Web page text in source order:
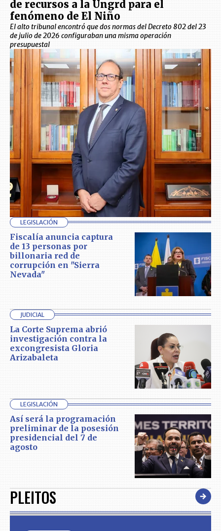
de recursos a la Ungrd para el
fenómeno de El Niño
El alto tribunal encontró que dos normas del Decreto 802 del 23
de julio de 2026 configuraban una misma operación
presupuestal
LEGISLACIÓN
Fiscalía anuncia captura
de 13 personas por
billonaria red de
corrupción en "Sierra
Nevada"
JUDICIAL
La Corte Suprema abrió
investigación contra la
excongresista Gloria
Arizabaleta
LEGISLACIÓN
Así será la programación
preliminar de la posesión
presidencial del 7 de
agosto
PLEITOS